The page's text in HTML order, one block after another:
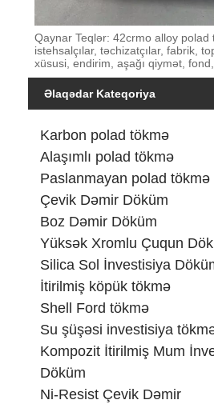
Qaynar Teqlər: 42crmo alloy polad
istehsalçılar, təchizatçılar, fabrik,
xüsusi, endirim, aşağı qiymət,
Əlaqədar Kateqoriya
Karbon polad tökmə
Alaşımlı polad tökmə
Paslanmayan polad tökmə
Çevik Dəmir Döküm
Boz Dəmir Döküm
Yüksək Xromlu Çuqun
Silica Sol İnvestisiya
İtirilmiş köpük tökmə
Shell Ford tökmə
Su şüşəsi investisiya
Kompozit İtirilmiş Mum
Döküm
Ni-Resist Çevik Dəmir